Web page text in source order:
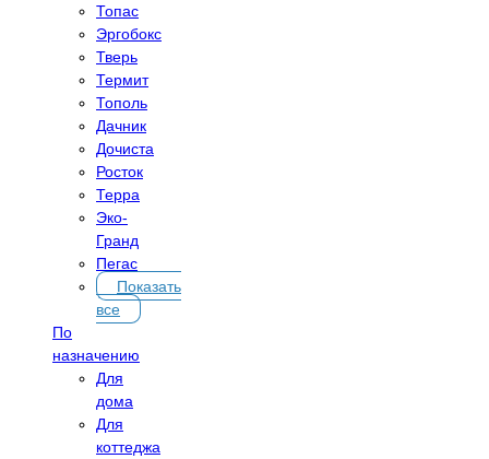
Топас
Эргобокс
Тверь
Термит
Тополь
Дачник
Дочиста
Росток
Терра
Эко-
Гранд
Пегас
Показать
все
По
назначению
Для
дома
Для
коттеджа